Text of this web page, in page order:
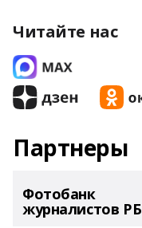
Читайте нас
Партнеры
Фотобанк
журналистов РБ